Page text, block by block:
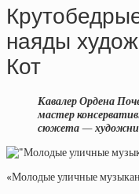
наяды
Кот
Кавалер Ордена
мастер
сюжета —
«Молодые уличные